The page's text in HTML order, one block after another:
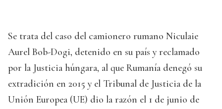
Se trata del caso del camionero rumano Niculaie
Aurel Bob-Dogi, detenido en su país y reclamado
por la Justicia húngara, al que Rumanía denegó su
extradición en 2015 y el Tribunal de Justicia de la
Unión Europea (UE) dio la razón el 1 de junio de